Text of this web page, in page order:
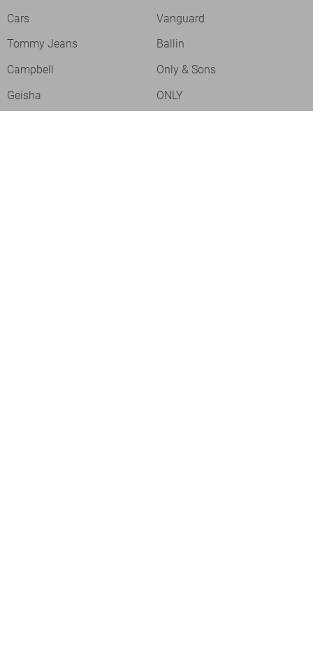
Cars
Vanguard
Tommy Jeans
Ballin
Campbell
Only & Sons
Geisha
ONLY